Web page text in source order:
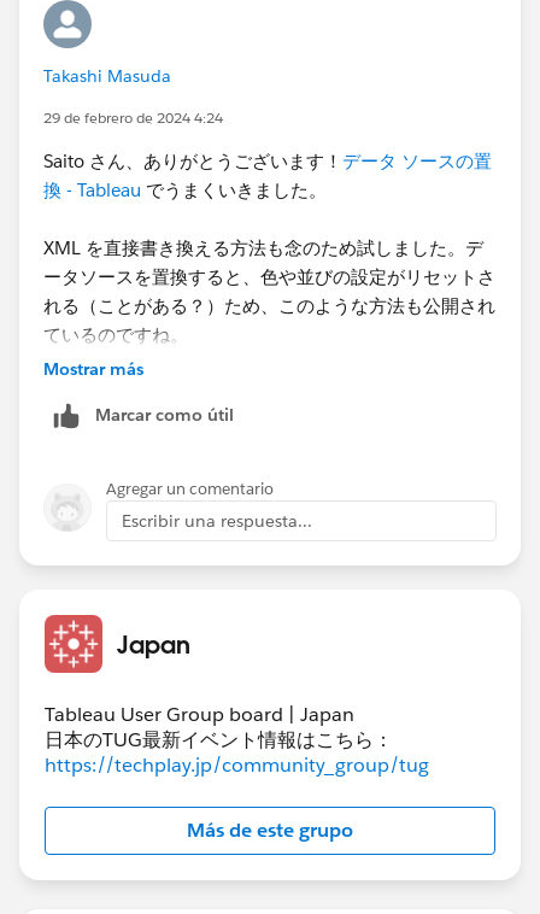
もうひとつ、これはサポート外で自己責任になります
が、ファイル（.twb / .tds）のXMLを直接書き換える方
法があります。こちらはサポート外なので公式情報はあ
で検索すれば見つけられます。
Takashi Masuda
29 de febrero de 2024 4:24
Saito さん、ありがとうございます！ データ ソースの置
換 - Tableau でうまくいきました。
XML を直接書き換える方法も念のため試しました。デ
ータソースを置換すると、色や並びの設定がリセットさ
れる（ことがある？）ため、このような方法も公開され
ているのですね。
引用はしませんが、見つけた記事は 2020/12 に書かれ
か難しいなと思いました😅
Mostrar más
Marcar como útil
Agregar un comentario
Escribir una respuesta...
Japan
Tableau User Group board | Japan
日本のTUG最新イベント情報はこちら：
https://techplay.jp/community_group/tug
Más de este grupo